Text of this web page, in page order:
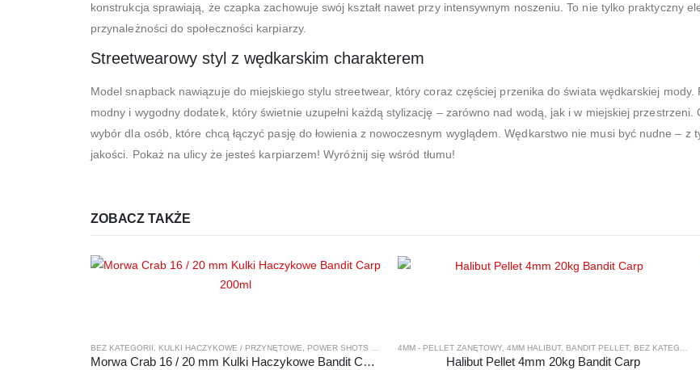
konstrukcja sprawiają, że czapka zachowuje swój kształt nawet przy intensywnym noszeniu. To nie tylko praktyczny
przynależności do społeczności karpiarzy.
Streetwearowy styl z wędkarskim charakterem
Model snapback nawiązuje do miejskiego stylu streetwear, który coraz częściej przenika do świata wędkarskiej mody.
modny i wygodny dodatek, który świetnie uzupełni każdą stylizację – zarówno nad wodą, jak i w miejskiej
wybór dla osób, które chcą łączyć pasję do łowienia z nowoczesnym wyglądem. Wędkarstwo nie musi być nudne – z
jakości. Pokaż na ulicy że jesteś karpiarzem! Wyróżnij się wśród tłumu!
ZOBACZ TAKŻE
BEZ KATEGORII KULKI HACZYKOWE / PRZYNĘTOWE POWER SHOTS BAITS
Morwa Crab 16 / 20 mm Kulki Haczykowe Bandit Carp 200ml
4MM - PELLET ZANĘTOWY, 4MM HALIBUT, BANDIT PELLET, BEZ KATEGORII
Halibut Pellet 4mm 20kg Bandit Carp